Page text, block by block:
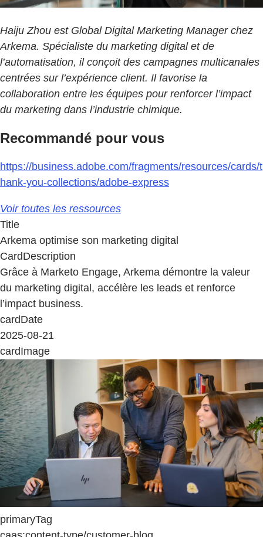
Haiju Zhou est Global Digital Marketing Manager chez
Arkema. Spécialiste du marketing digital et de
l’automatisation, il conçoit des campagnes multicanales
centrées sur l’expérience client. Il favorise la
collaboration entre les équipes pour renforcer l’impact
du marketing dans l’industrie chimique.
Recommandé pour vous
https://business.adobe.com/fragments/resources/cards/t
hank-you-collections/adobe-express
Voir toutes les ressources
Title
Arkema optimise son marketing digital
CardDescription
Grâce à Marketo Engage, Arkema démontre la valeur
du marketing digital, accélère les leads et renforce
l’impact business.
cardDate
2025-08-21
cardImage
primaryTag